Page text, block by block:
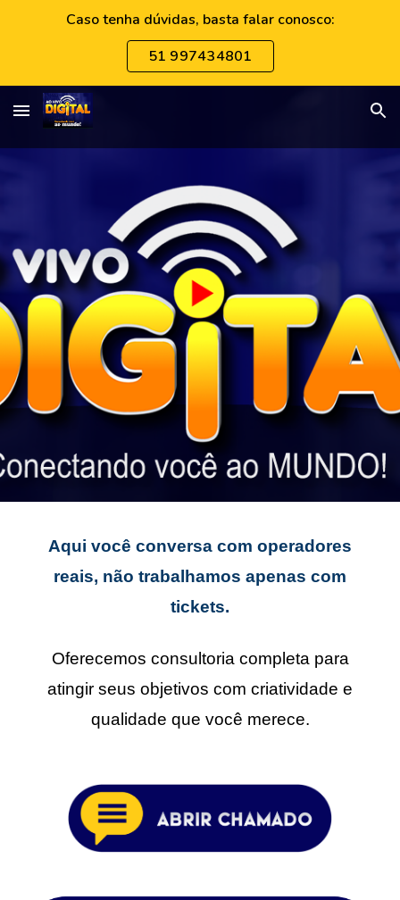
Caso tenha dúvidas, basta falar conosco:
51 997434801
Aqui você conversa com operadores
reais, não trabalhamos apenas com
tickets.
Oferecemos consultoria completa para
atingir seus objetivos com criatividade e
qualidade que você merece.